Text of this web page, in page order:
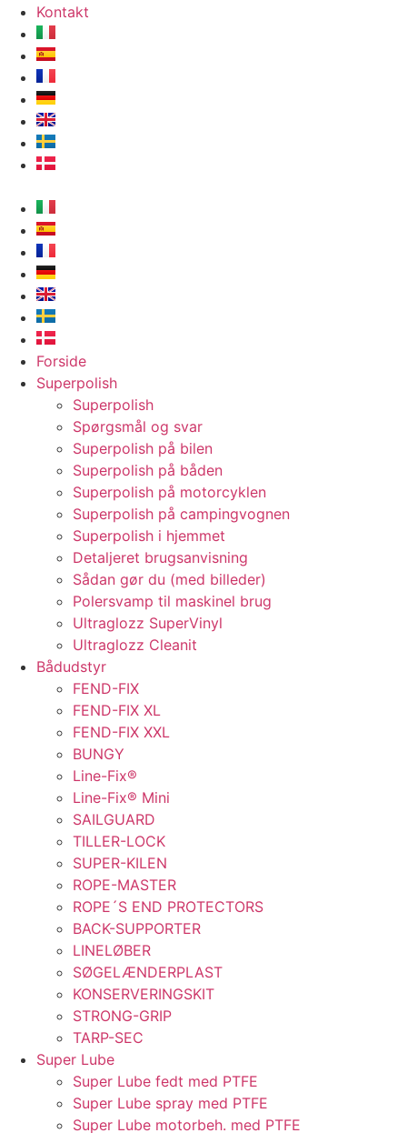
Kontakt
Forside
Superpolish
Superpolish
Spørgsmål og svar
Superpolish på bilen
Superpolish på båden
Superpolish på motorcyklen
Superpolish på campingvognen
Superpolish i hjemmet
Detaljeret brugsanvisning
Sådan gør du (med billeder)
Polersvamp til maskinel brug
Ultraglozz SuperVinyl
Ultraglozz Cleanit
Bådudstyr
FEND-FIX
FEND-FIX XL
FEND-FIX XXL
BUNGY
Line-Fix®
Line-Fix® Mini
SAILGUARD
TILLER-LOCK
SUPER-KILEN
ROPE-MASTER
ROPE´S END PROTECTORS
BACK-SUPPORTER
LINELØBER
SØGELÆNDERPLAST
KONSERVERINGSKIT
STRONG-GRIP
TARP-SEC
Super Lube
Super Lube fedt med PTFE
Super Lube spray med PTFE
Super Lube motorbeh. med PTFE